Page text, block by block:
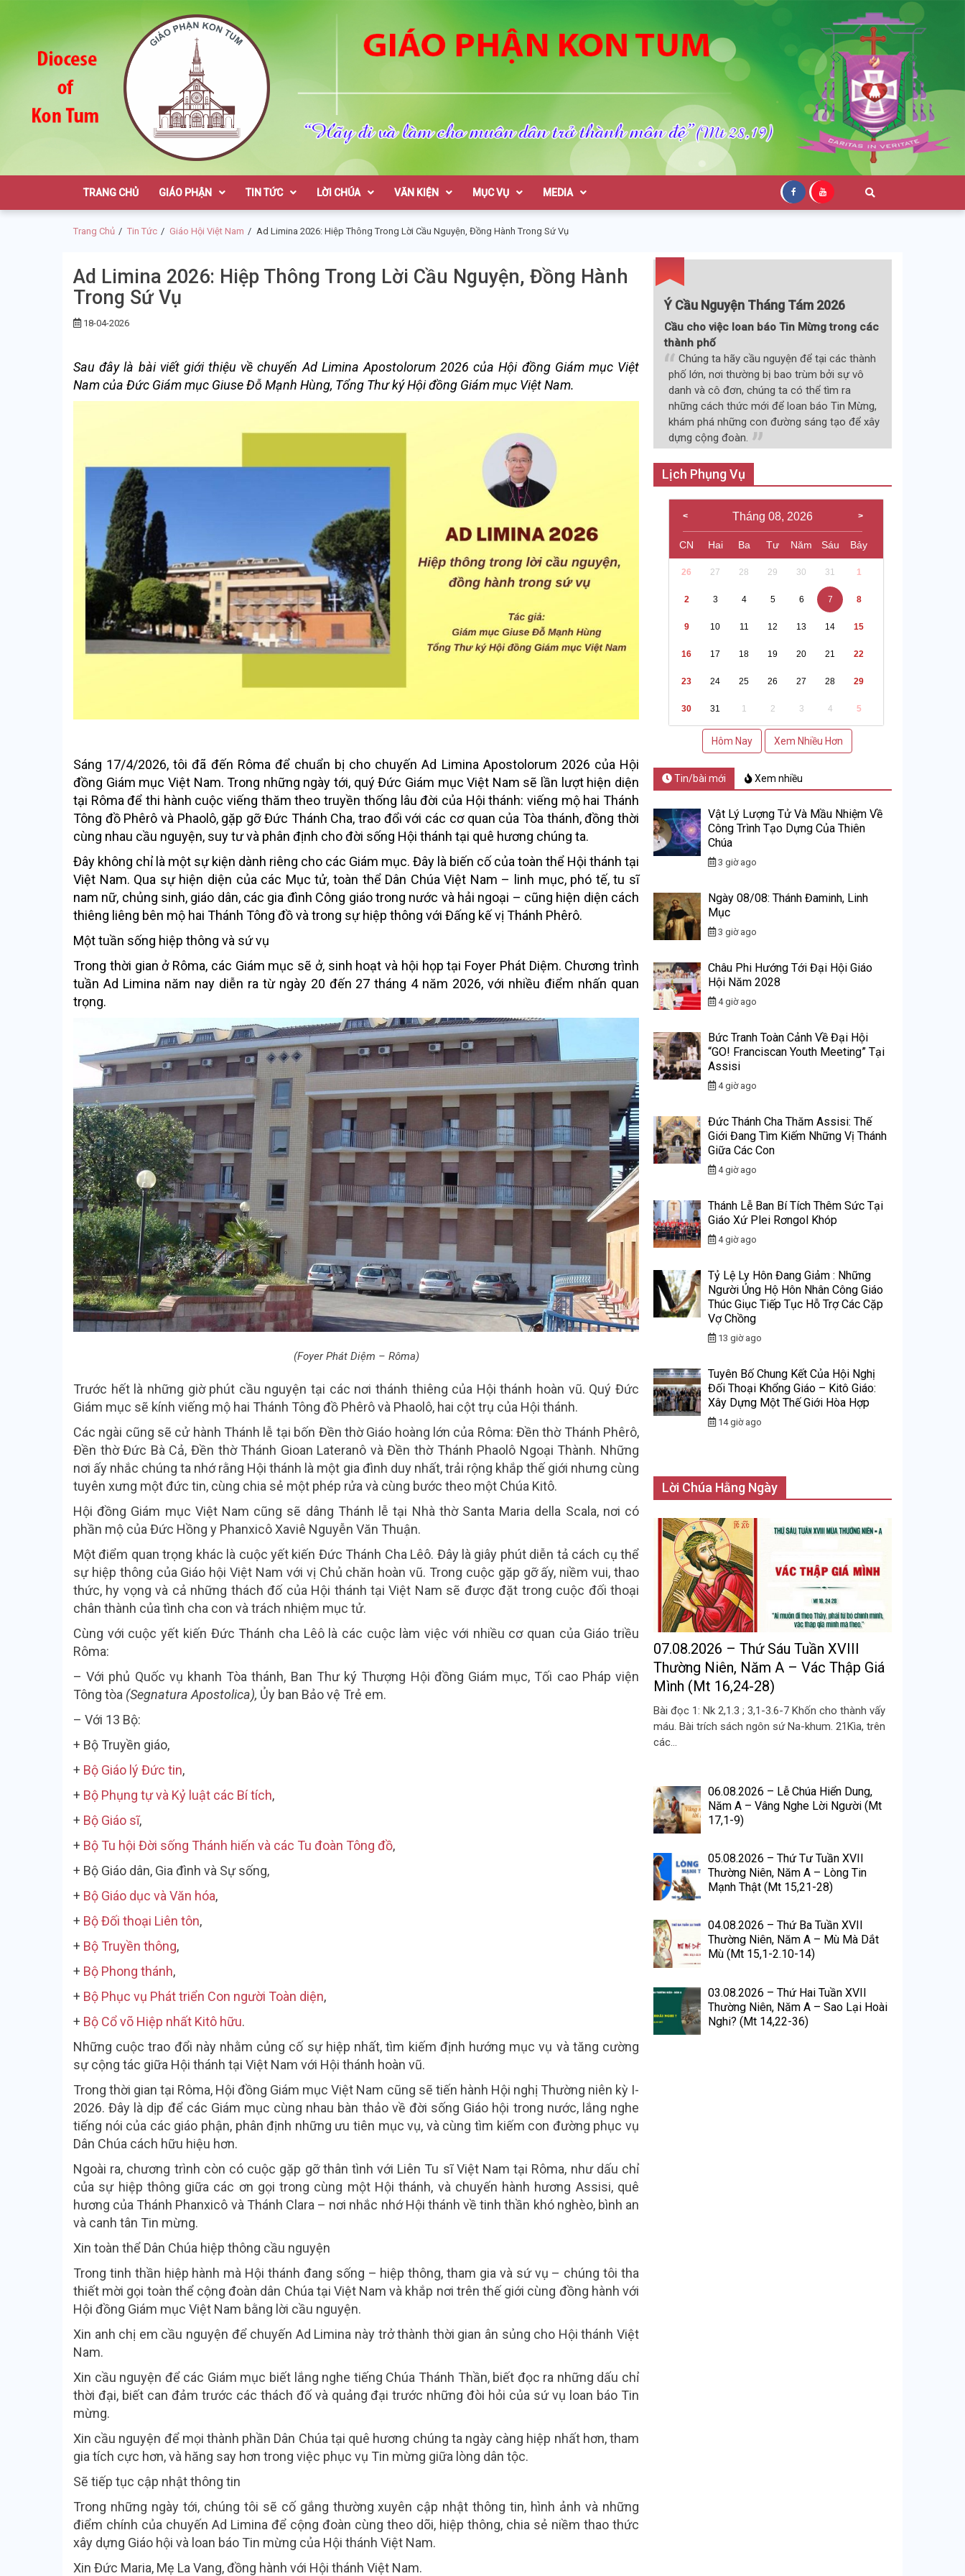
Giáo Phận Kon Tum
TRANG CHỦ GIÁO PHẬN TIN TỨC LỜI CHÚA VĂN KIỆN MỤC VỤ MEDIA
Trang Chủ Tin Tức Giáo Hội Việt Nam Ad Limina 2026: Hiệp Thông Trong Lời Cầu Nguyện, Đồng Hành Trong Sứ Vụ
Ad Limina 2026: Hiệp Thông Trong Lời Cầu Nguyện, Đồng Hành
Trong Sứ Vụ
18-04-2026
Sau đây là bài viết giới thiệu về chuyến Ad Limina Apostolorum 2026 của Hội đồng Giám mục Việt
Nam của Đức Giám mục Giuse Đỗ Mạnh Hùng, Tổng Thư ký Hội đồng Giám mục Việt Nam.
Sáng 17/4/2026, tôi đã đến Rôma để chuẩn bị cho chuyến Ad Limina Apostolorum 2026 của Hội
đồng Giám mục Việt Nam. Trong những ngày tới, quý Đức Giám mục Việt Nam sẽ lần lượt hiện diện
tại Rôma để thi hành cuộc viếng thăm theo truyền thống lâu đời của Hội thánh: viếng mộ hai Thánh
Tông đồ Phêrô và Phaolô, gặp gỡ Đức Thánh Cha, trao đổi với các cơ quan của Tòa thánh, đồng thời
cùng nhau cầu nguyện, suy tư và phân định cho đời sống Hội thánh tại quê hương chúng ta.
Đây không chỉ là một sự kiện dành riêng cho các Giám mục. Đây là biến cố của toàn thể Hội thánh tại
Việt Nam. Qua sự hiện diện của các Mục tử, toàn thể Dân Chúa Việt Nam – linh mục, phó tế, tu sĩ
nam nữ, chủng sinh, giáo dân, các gia đình Công giáo trong nước và hải ngoại – cũng hiện diện cách
thiêng liêng bên mộ hai Thánh Tông đồ và trong sự hiệp thông với Đấng kế vị Thánh Phêrô.
Một tuần sống hiệp thông và sứ vụ
Trong thời gian ở Rôma, các Giám mục sẽ ở, sinh hoạt và hội họp tại Foyer Phát Diệm. Chương trình
tuần Ad Limina năm nay diễn ra từ ngày 20 đến 27 tháng 4 năm 2026, với nhiều điểm nhấn quan
trọng.
(Foyer Phát Diệm – Rôma)
Trước hết là những giờ phút cầu nguyện tại các nơi thánh thiêng của Hội thánh hoàn vũ. Quý Đức
Giám mục sẽ kính viếng mộ hai Thánh Tông đồ Phêrô và Phaolô, hai cột trụ của Hội thánh.
Các ngài cũng sẽ cử hành Thánh lễ tại bốn Đền thờ Giáo hoàng lớn của Rôma: Đền thờ Thánh Phêrô,
Đền thờ Đức Bà Cả, Đền thờ Thánh Gioan Lateranô và Đền thờ Thánh Phaolô Ngoại Thành. Những
nơi ấy nhắc chúng ta nhớ rằng Hội thánh là một gia đình duy nhất, trải rộng khắp thế giới nhưng cùng
tuyên xưng một đức tin, cùng chia sẻ một phép rửa và cùng bước theo một Chúa Kitô.
Hội đồng Giám mục Việt Nam cũng sẽ dâng Thánh lễ tại Nhà thờ Santa Maria della Scala, nơi có
phần mộ của Đức Hồng y Phanxicô Xaviê Nguyễn Văn Thuận.
Một điểm quan trọng khác là cuộc yết kiến Đức Thánh Cha Lêô. Đây là giây phút diễn tả cách cụ thể
sự hiệp thông của Giáo hội Việt Nam với vị Chủ chăn hoàn vũ. Trong cuộc gặp gỡ ấy, niềm vui, thao
thức, hy vọng và cả những thách đố của Hội thánh tại Việt Nam sẽ được đặt trong cuộc đối thoại
chân thành của tình cha con và trách nhiệm mục tử.
Cùng với cuộcyết kiến Đức Thánh cha Lêôlà các cuộc làm việc với nhiều cơ quan của Giáo triều
Rôma:
– Với phủ Quốc vụ khanh Tòa thánh, Ban Thư ký Thượng Hội đồng Giám mục, Tối cao Pháp viện
Tông tòa (Segnatura Apostolica), Ủy ban Bảo vệ Trẻ em.
– Với 13 Bộ:
+ Bộ Truyền giáo,
+ Bộ Giáo lý Đức tin,
+ Bộ Phụng tự và Kỷ luật các Bí tích,
+ Bộ Giáo sĩ,
+ Bộ Tu hội Đời sống Thánh hiến và các Tu đoàn Tông đồ,
+ Bộ Giáo dân, Gia đình và Sự sống,
+ Bộ Giáo dục và Văn hóa,
+ Bộ Đối thoại Liên tôn,
+ Bộ Truyền thông,
+ Bộ Phong thánh,
+ Bộ Phục vụ Phát triển Con người Toàn diện,
+ Bộ Cổ võ Hiệp nhất Kitô hữu.
Những cuộc trao đổi này nhằm củng cố sự hiệp nhất, tìm kiếm định hướng mục vụ và tăng cường
sự cộng tác giữa Hội thánh tại Việt Nam với Hội thánh hoàn vũ.
Trong thời gian tại Rôma, Hội đồng Giám mục Việt Nam cũng sẽ tiến hành Hội nghị Thường niên kỳ I-
2026. Đây là dịp để các Giám mục cùng nhau bàn thảo về đời sống Giáo hội trong nước, lắng nghe
tiếng nói của các giáo phận, phân định những ưu tiên mục vụ, và cùng tìm kiếm con đường phục vụ
Dân Chúa cách hữu hiệu hơn.
Ngoài ra, chương trình còn có cuộc gặp gỡ thân tình với Liên Tu sĩ Việt Nam tại Rôma, như dấu chỉ
của sự hiệp thông giữa các ơn gọi trong cùng một Hội thánh, và chuyến hành hương Assisi, quê
hương của Thánh Phanxicô và Thánh Clara – nơi nhắc nhớ Hội thánh về tinh thần khó nghèo, bình an
và canh tân Tin mừng.
Xin toàn thể Dân Chúa hiệp thông cầu nguyện
Trong tinh thần hiệp hành mà Hội thánh đang sống – hiệp thông, tham gia và sứ vụ – chúng tôi tha
thiết mời gọi toàn thể cộng đoàn dân Chúa tại Việt Nam và khắp nơi trên thế giới cùng đồng hành với
Hội đồng Giám mục Việt Nam bằng lời cầu nguyện.
Xin anh chị em cầu nguyện để chuyến Ad Limina này trở thành thời gian ân sủng cho Hội thánh Việt
Nam.
Xin cầu nguyện để các Giám mục biết lắng nghe tiếng Chúa Thánh Thần, biết đọc ra những dấu chỉ
thời đại, biết can đảm trước các thách đố và quảng đại trước những đòi hỏi của sứ vụ loan báo Tin
mừng.
Xin cầu nguyện để mọi thành phần Dân Chúa tại quê hương chúng ta ngày càng hiệp nhất hơn, tham
gia tích cực hơn, và hăng say hơn trong việc phục vụ Tin mừng giữa lòng dân tộc.
Sẽ tiếp tục cập nhật thông tin
Trong những ngày tới, chúng tôi sẽ cố gắng thường xuyên cập nhật thông tin, hình ảnh và những
điểm chính của chuyến Ad Limina để cộng đoàn cùng theo dõi, hiệp thông, chia sẻ niềm thao thức
xây dựng Giáo hội và loan báo Tin mừng của Hội thánh Việt Nam.
Xin Đức Maria, Mẹ La Vang, đồng hành với Hội thánh Việt Nam.
Ý Cầu Nguyện Tháng Tám 2026
Cầu cho việc loan báo Tin Mừng trong các
thành phố
Chúng ta hãy cầu nguyện để tại các thành
phố lớn, nơi thường bị bao trùm bởi sự vô
danh và cô đơn, chúng ta có thể tìm ra
những cách thức mới để loan báo Tin Mừng,
khám phá những con đường sáng tạo để xây
dựng cộng đoàn.
Lịch Phụng Vụ
Tháng 08, 2026
CN Hai Ba Tư Năm Sáu Bảy
26 27 28 29 30 31 1
2 3 4 5 6 7 8
9 10 11 12 13 14 15
16 17 18 19 20 21 22
23 24 25 26 27 28 29
30 31 1 2 3 4 5
Hôm Nay Xem Nhiều Hơn
Tin/bài mới Xem nhiều
Vật Lý Lượng Tử Và Mầu Nhiệm Về
Công Trình Tạo Dựng Của Thiên
Chúa
3 giờ ago
Ngày 08/08: Thánh Đaminh, Linh
Mục
3 giờ ago
Châu Phi Hướng Tới Đại Hội Giáo
Hội Năm 2028
4 giờ ago
Bức Tranh Toàn Cảnh Về Đại Hội
“GO! Franciscan Youth Meeting” Tại
Assisi
4 giờ ago
Đức Thánh Cha Thăm Assisi: Thế
Giới Đang Tìm Kiếm Những Vị Thánh
Giữa Các Con
4 giờ ago
Thánh Lễ Ban Bí Tích Thêm Sức Tại
Giáo Xứ Plei Rơngol Khóp
4 giờ ago
Tỷ Lệ Ly Hôn Đang Giảm : Những
Người Ủng Hộ Hôn Nhân Công Giáo
Thúc Giục Tiếp Tục Hỗ Trợ Các Cặp
Vợ Chồng
13 giờ ago
Tuyên Bố Chung Kết Của Hội Nghị
Đối Thoại Khổng Giáo – Kitô Giáo:
Xây Dựng Một Thế Giới Hòa Hợp
14 giờ ago
Lời Chúa Hằng Ngày
07.08.2026 – Thứ Sáu Tuần XVIII
Thường Niên, Năm A – Vác Thập Giá
Mình (Mt 16,24-28)
Bài đọc 1: Nk 2,1.3 ; 3,1-3.6-7 Khốn cho thành vấy
máu. Bài trích sách ngôn sứ Na-khum. 21Kìa, trên
các...
06.08.2026 – Lễ Chúa Hiển Dung,
Năm A – Vâng Nghe Lời Người (Mt
17,1-9)
05.08.2026 – Thứ Tư Tuần XVII
Thường Niên, Năm A – Lòng Tin
Mạnh Thật (Mt 15,21-28)
04.08.2026 – Thứ Ba Tuần XVII
Thường Niên, Năm A – Mù Mà Dắt
Mù (Mt 15,1-2.10-14)
03.08.2026 – Thứ Hai Tuần XVII
Thường Niên, Năm A – Sao Lại Hoài
Nghi? (Mt 14,22-36)